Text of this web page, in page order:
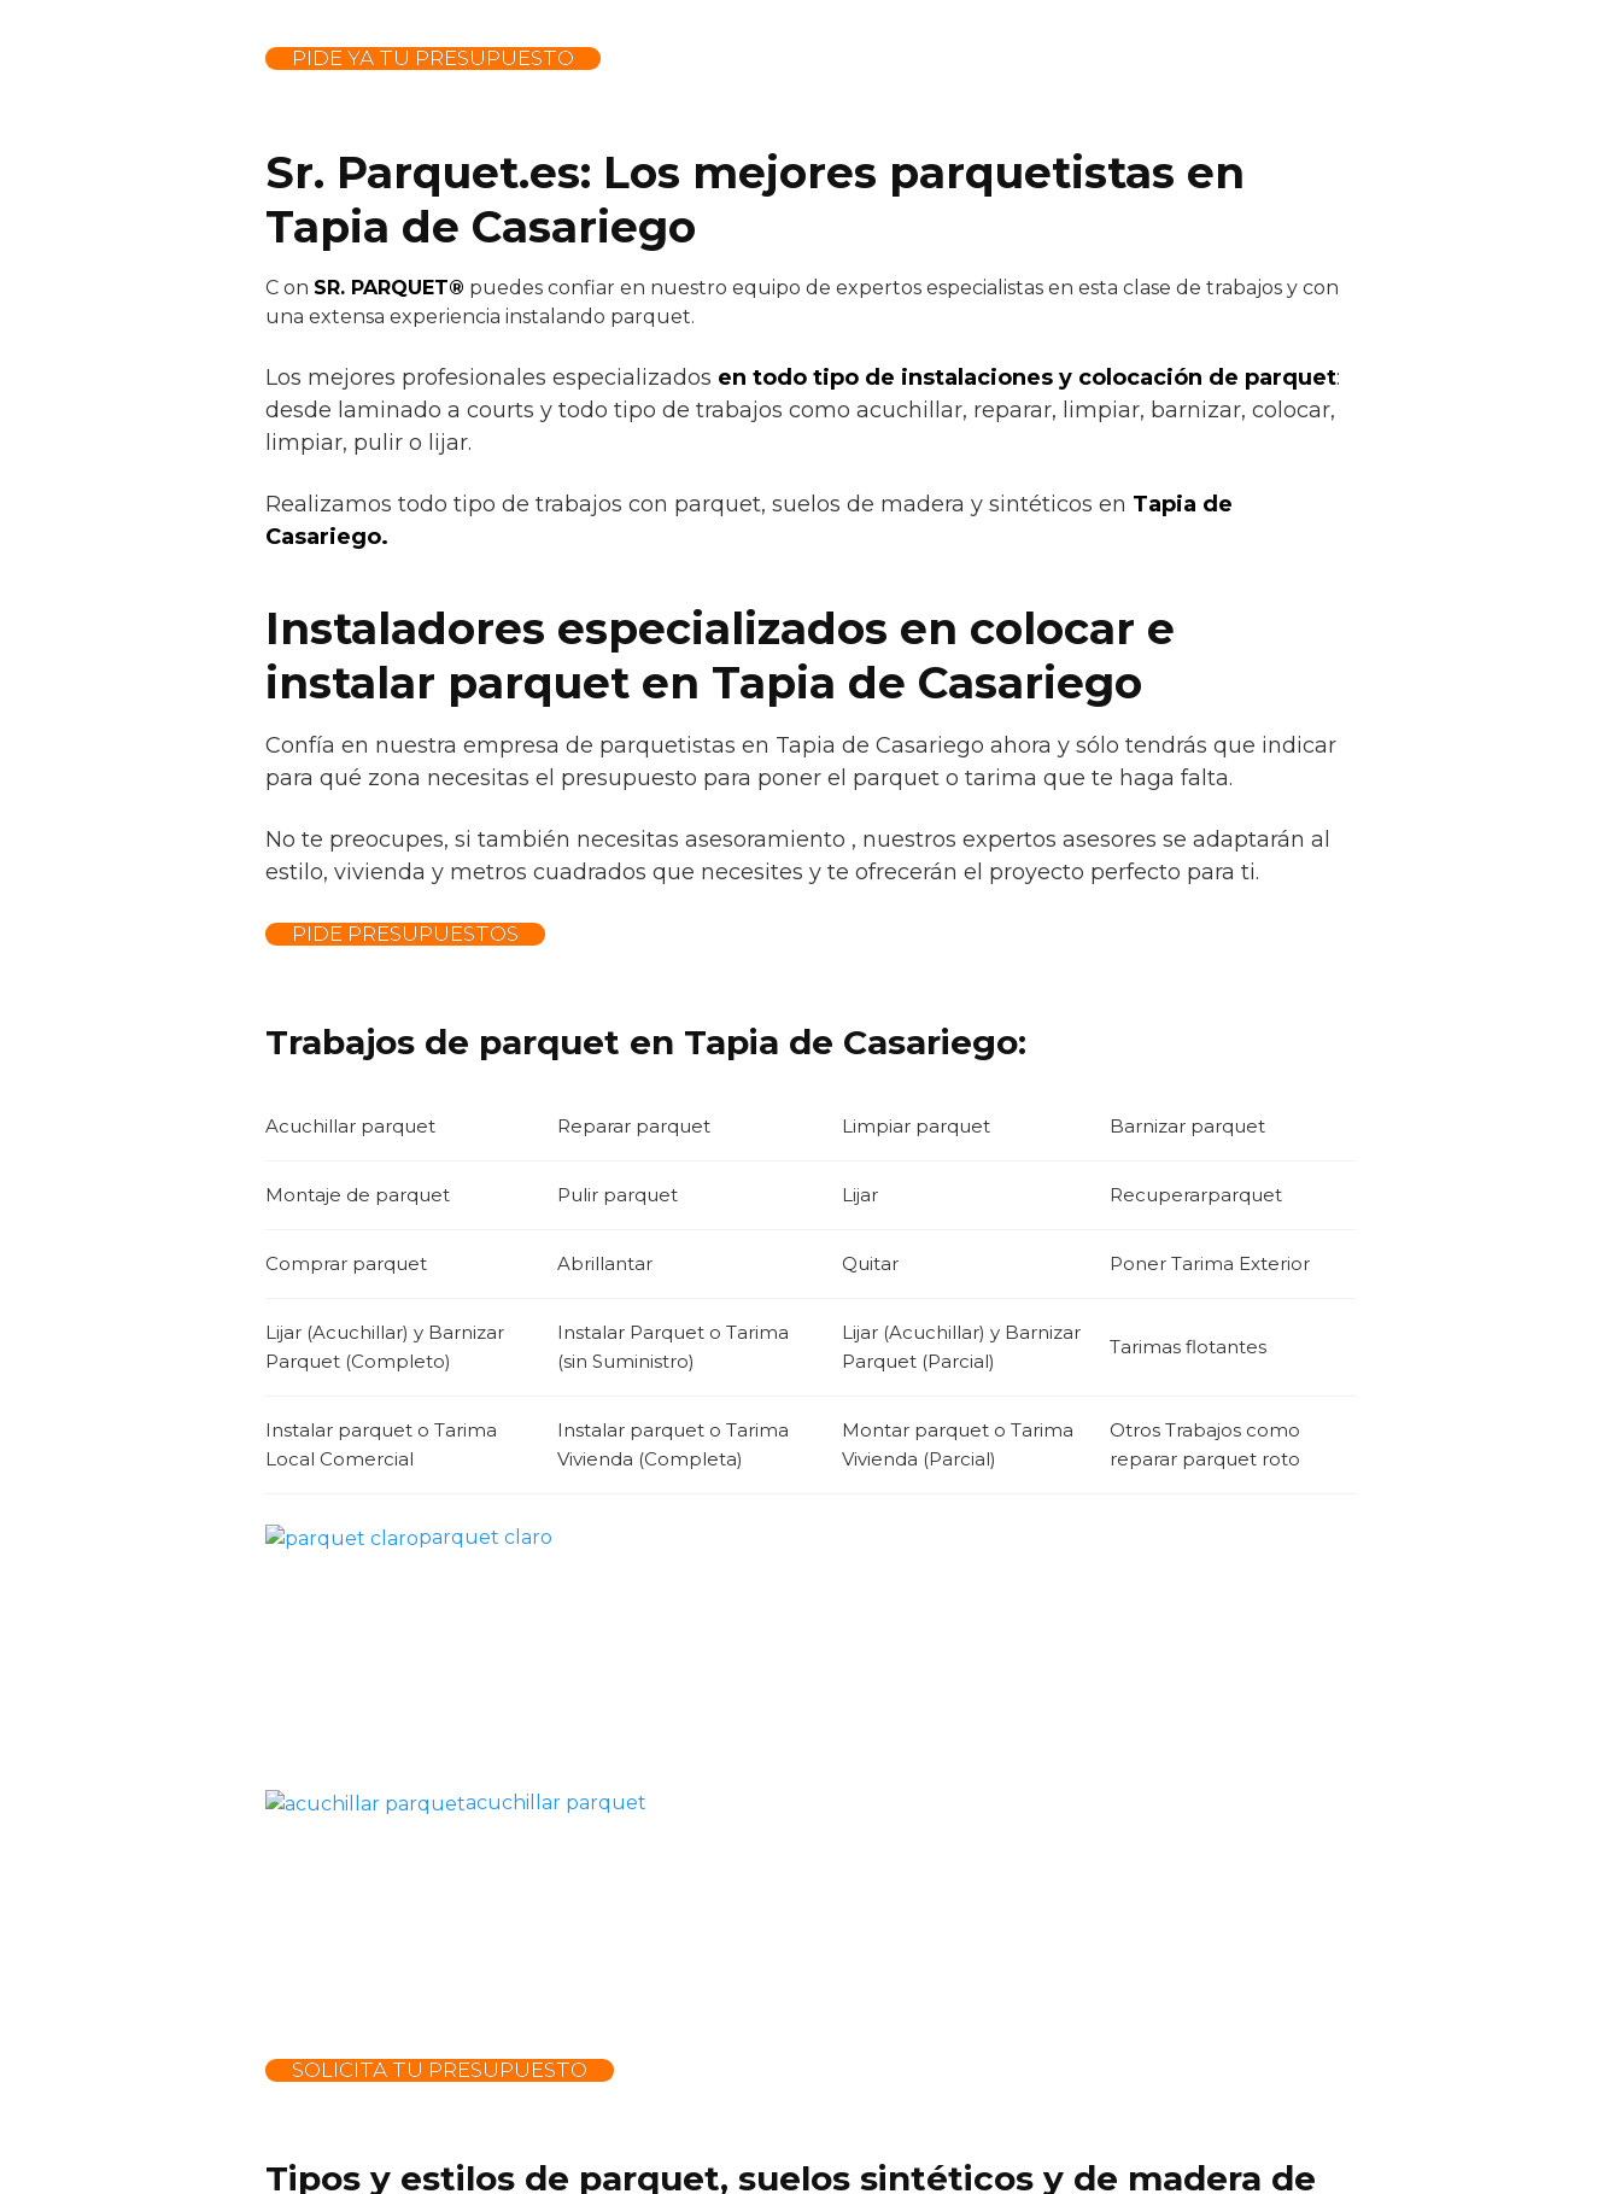
PIDE YA TU PRESUPUESTO
Sr. Parquet.es: Los mejores parquetistas en
Tapia de Casariego
C on SR. PARQUET® puedes confiar en nuestro equipo de expertos especialistas en esta clase de trabajos y con
una extensa experiencia instalando parquet.
Los mejores profesionales especializados en todo tipo de instalaciones y colocación de parquet:
desde laminado a courts y todo tipo de trabajos como acuchillar, reparar, limpiar, barnizar, colocar,
limpiar, pulir o lijar.
Realizamos todo tipo de trabajos con parquet, suelos de madera y sintéticos en Tapia de
Casariego.
Instaladores especializados en colocar e
instalar parquet en Tapia de Casariego
Confía en nuestra empresa de parquetistas en Tapia de Casariego ahora y sólo tendrás que indicar
para qué zona necesitas el presupuesto para poner el parquet o tarima que te haga falta.
No te preocupes, si también necesitas asesoramiento , nuestros expertos asesores se adaptarán al
estilo, vivienda y metros cuadrados que necesites y te ofrecerán el proyecto perfecto para ti.
PIDE PRESUPUESTOS
Trabajos de parquet en Tapia de Casariego:
Acuchillar parquet Reparar parquet Limpiar parquet Barnizar parquet
Montaje de parquet Pulir parquet Lijar Recuperarparquet
Comprar parquet Abrillantar Quitar Poner Tarima Exterior
Lijar (Acuchillar) y Barnizar
Parquet (Completo)
Instalar Parquet o Tarima
(sin Suministro)
Lijar (Acuchillar) y Barnizar
Parquet (Parcial)
Tarimas flotantes
Instalar parquet o Tarima
Local Comercial
Instalar parquet o Tarima
Vivienda (Completa)
Montar parquet o Tarima
Vivienda (Parcial)
Otros Trabajos como
reparar parquet roto
parquet claro
acuchillar parquet
SOLICITA TU PRESUPUESTO
Tipos y estilos de parquet, suelos sintéticos y de madera de